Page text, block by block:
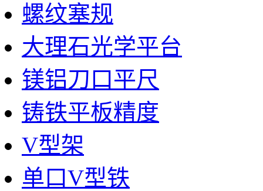
螺纹塞规
大理石光学平台
镁铝刀口平尺
铸铁平板精度
V型架
单口V型铁